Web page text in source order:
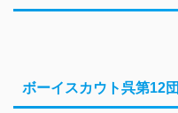
ボーイスカウト呉第12団